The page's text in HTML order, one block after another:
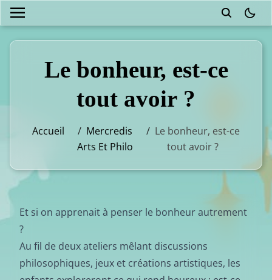
Le bonheur, est-ce
tout avoir ?
Accueil / Mercredis
Arts Et Philo
/ Le bonheur, est-ce
tout avoir ?
Et si on apprenait à penser le bonheur autrement
?
Au fil de deux ateliers mêlant discussions
philosophiques, jeux et créations artistiques, les